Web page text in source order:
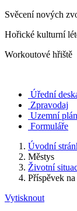
Svěcení nových
Hořické kulturní
Workoutové hřiště
Úřední
Zpravodaj
Uzemní plán
Formuláře
Úvodní
Městys
Životní
Příspěvek
Vytisknout